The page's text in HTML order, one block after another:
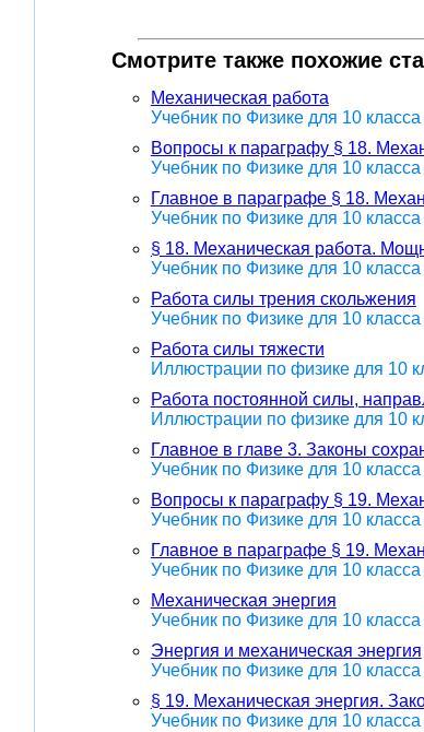
Смотрите также похожие
Механическая работа
Учебник по Физике для 10
Вопросы к параграфу § 18.
Учебник по Физике для 10
Главное в параграфе § 18.
Учебник по Физике для 10
§ 18. Механическая работа.
Учебник по Физике для 10
Работа силы трения скольжения
Учебник по Физике для 10
Работа силы тяжести
Иллюстрации по физике для 10
Работа постоянной силы,
Иллюстрации по физике для 10
Главное в главе 3. Законы
Учебник по Физике для 10
Вопросы к параграфу § 19.
Учебник по Физике для 10
Главное в параграфе § 19.
Учебник по Физике для 10
Механическая энергия
Учебник по Физике для 10
Энергия и механическая энергия
Учебник по Физике для 10
§ 19. Механическая энергия.
Учебник по Физике для 10